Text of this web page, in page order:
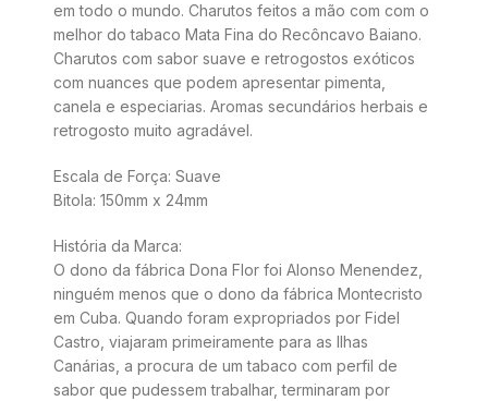
em todo o mundo. Charutos feitos a mão com com o
melhor do tabaco Mata Fina do Recôncavo Baiano.
Charutos com sabor suave e retrogostos exóticos
com nuances que podem apresentar pimenta,
canela e especiarias. Aromas secundários herbais e
retrogosto muito agradável.
Escala de Força: Suave
Bitola: 150mm x 24mm
História da Marca:
O dono da fábrica Dona Flor foi Alonso Menendez,
ninguém menos que o dono da fábrica Montecristo
em Cuba. Quando foram expropriados por Fidel
Castro, viajaram primeiramente para as Ilhas
Canárias, a procura de um tabaco com perfil de
sabor que pudessem trabalhar, terminaram por